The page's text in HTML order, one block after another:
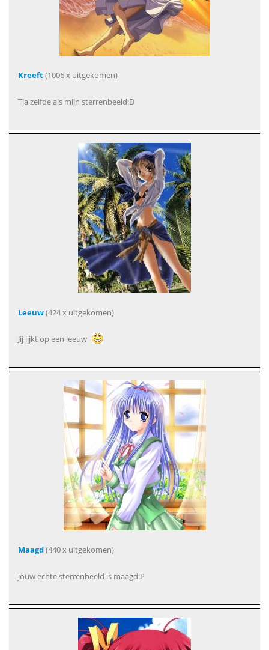
Kreeft(1006 x uitgekomen)
Tja zelfde als mijn sterrenbeeld:D
Leeuw(424 x uitgekomen)
Jij lijkt op een leeuw
Maagd(440 x uitgekomen)
jouw echte sterrenbeeld is maagd:P